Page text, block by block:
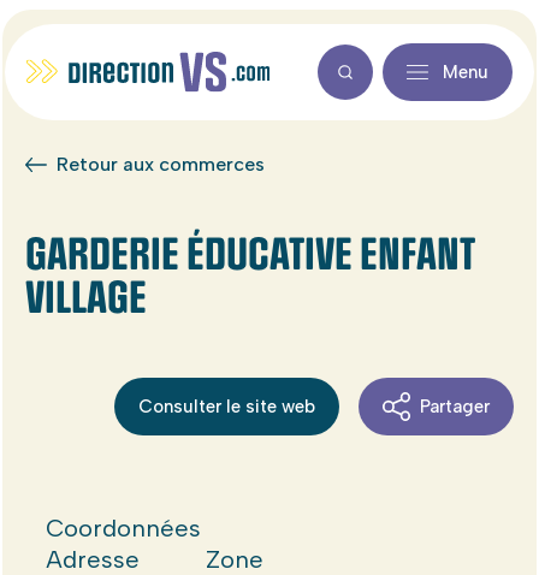
Menu
Retour aux commerces
GARDERIE ÉDUCATIVE ENFANT
VILLAGE
Consulter le site web Partager
Coordonnées
Adresse
Zone